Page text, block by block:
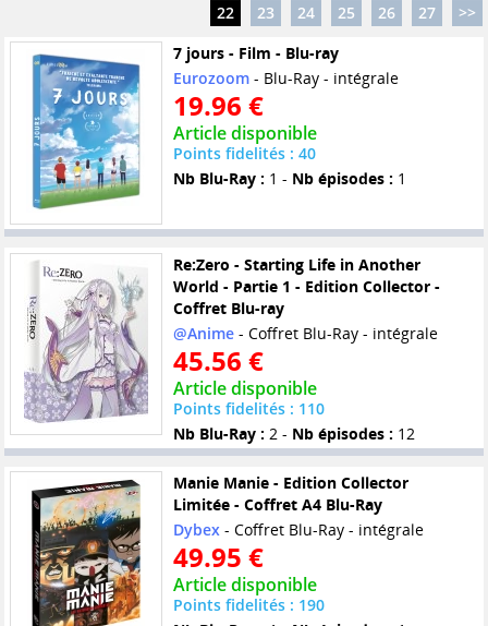
22
23 24 25 26 27
>>
7 jours - Film - Blu-ray
Eurozoom- Blu-Ray - intégrale
19.96 €
Article disponible
Points fidelités : 40
Nb Blu-Ray : 1 - Nb épisodes : 1
Re:Zero - Starting Life in Another
World - Partie 1 - Edition Collector -
Coffret Blu-ray
@Anime- Coffret Blu-Ray - intégrale
45.56 €
Article disponible
Points fidelités : 110
Nb Blu-Ray : 2 - Nb épisodes : 12
Manie Manie - Edition Collector
Limitée - Coffret A4 Blu-Ray
Dybex- Coffret Blu-Ray - intégrale
49.95 €
Article disponible
Points fidelités : 190